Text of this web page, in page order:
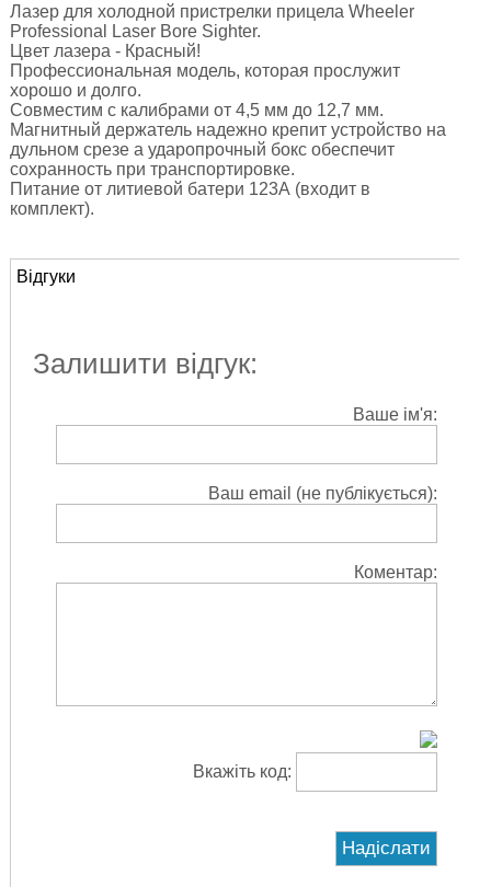
Лазер для холодной пристрелки прицела Wheeler
Professional Laser Bore Sighter.
Цвет лазера - Красный!
Профессиональная модель, которая прослужит
хорошо и долго.
Совместим с калибрами от 4,5 мм до 12,7 мм.
Магнитный держатель надежно крепит устройство на
дульном срезе а ударопрочный бокс обеспечит
сохранность при транспортировке.
Питание от литиевой батери 123А (входит в
комплект).
Відгуки
Залишити відгук:
Ваше ім'я:
Ваш email (не публікується):
Коментар:
Вкажіть код: